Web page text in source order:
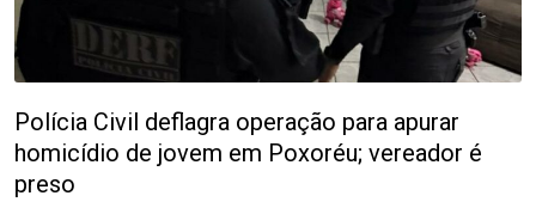
Polícia Civil deflagra operação para apurar
homicídio de jovem em Poxoréu; vereador é
preso